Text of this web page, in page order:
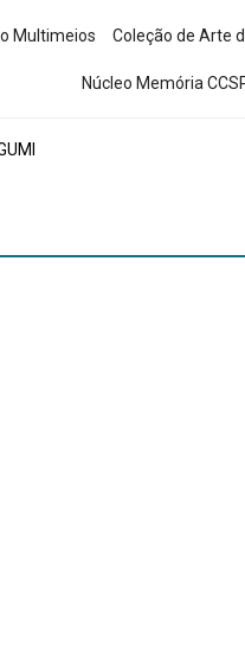
Multimeios Coleção de Arte
Núcleo Memória